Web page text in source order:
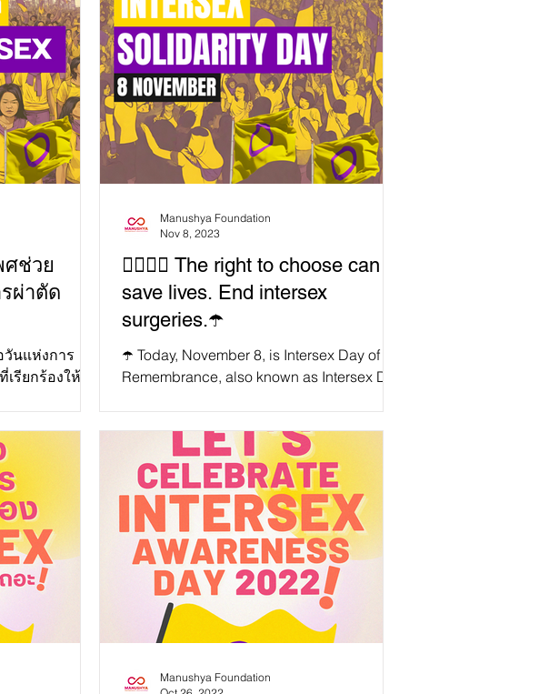
ศช่วย
ผ่าตัด
นแห่งการ
รียกร้องให้เรา
🏳️‍🌈💛💜 The right to choose can
save lives. End intersex
surgeries.☂️
☂️ Today, November 8, is Intersex Day of
Remembrance, also known as Intersex Day
Manushya Foundation
Nov 8, 2023
Manushya Foundation